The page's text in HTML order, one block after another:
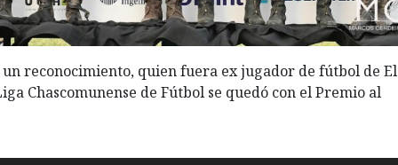
reconocimiento, quien fuera ex jugador de fútbol de El
Chascomunense de Fútbol se quedó con el Premio al